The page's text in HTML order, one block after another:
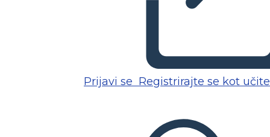
Prijavi se Registrirajte se kot